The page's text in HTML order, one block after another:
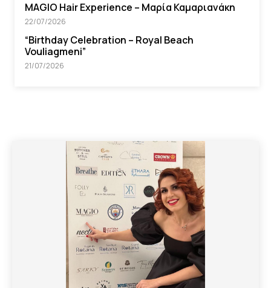
MAGIO Hair Experience – Μαρία Καμαριανάκη
22/07/2026
“Βirthday Celebration – Royal Beach
Vouliagmeni”
21/07/2026